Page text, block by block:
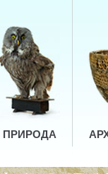
ПРИРОДА